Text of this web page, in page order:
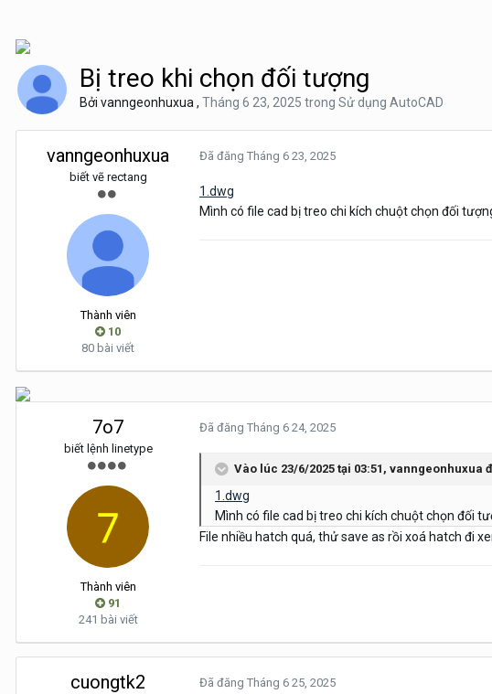
Bị treo khi chọn đối tượng
Bởi vanngeonhuxua , Tháng 6 23, 2025 trong Sử dụng AutoCAD
vanngeonhuxua
biết vẽ rectang
Thành viên
10
80 bài viết
Đã đăng Tháng 6 23, 2025
1.dwg
Mình có file cad bị treo chi kích chuột chọn đối
7o7
biết lệnh linetype
Thành viên
91
241 bài viết
Đã đăng Tháng 6 24, 2025
Vào lúc 23/6/2025 tại 03:51, vanngeonhuxua
1.dwg
Mình có file cad bị treo chi kích chuột chọn đối
File nhiều hatch quá, thử save as rồi xoá hatch đi
cuongtk2 Đã đăng Tháng 6 25, 2025